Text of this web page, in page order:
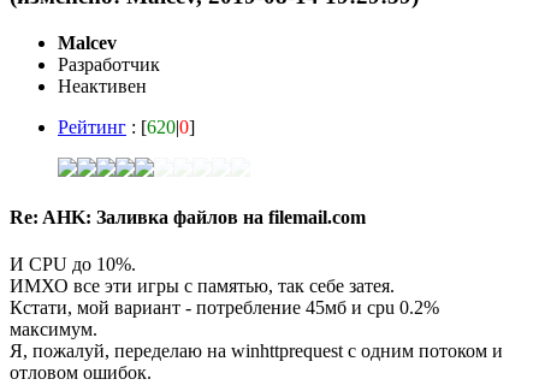
Malcev
Разработчик
Неактивен
Рейтинг : [620|0]
Re: AHK: Заливка файлов на filemail.com
И CPU до 10%.
ИМХО все эти игры с памятью, так себе затея.
Кстати, мой вариант - потребление 45мб и cpu 0.2%
максимум.
Я, пожалуй, переделаю на winhttprequest с одним потоком и
отловом ошибок.